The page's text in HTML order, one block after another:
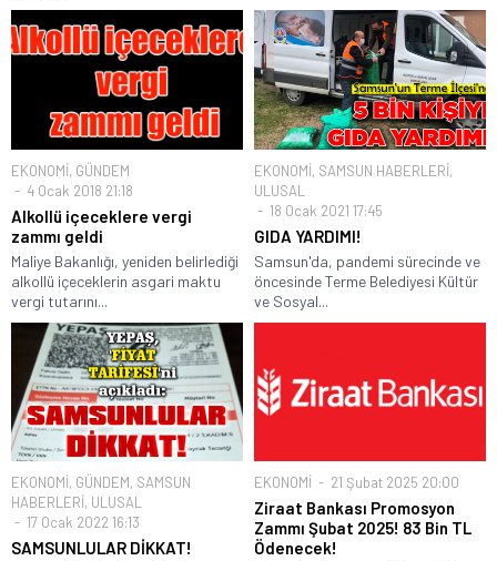
EKONOMİ, GÜNDEM
4 Ocak 2018 21:18
Alkollü içeceklere vergi
zammı geldi
Maliye Bakanlığı, yeniden belirlediği
alkollü içeceklerin asgari maktu
vergi tutarını...
EKONOMİ, SAMSUN HABERLERİ,
ULUSAL
18 Ocak 2021 17:45
GIDA YARDIMI!
Samsun'da, pandemi sürecinde ve
öncesinde Terme Belediyesi Kültür
ve Sosyal...
EKONOMİ, GÜNDEM, SAMSUN
HABERLERİ, ULUSAL
17 Ocak 2022 16:13
SAMSUNLULAR DİKKAT!
EKONOMİ 21 Şubat 2025 20:00
Ziraat Bankası Promosyon
Zammı Şubat 2025! 83 Bin TL
Ödenecek!